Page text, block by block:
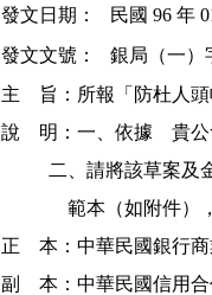
發文日期：
民國 96 年
發文文號：
銀局（一）
主    旨：所報「防杜人
說    明：一、依據　貴
二、請將該草
範本（如附
正    本：中華民國銀行
副    本：中華民國信用